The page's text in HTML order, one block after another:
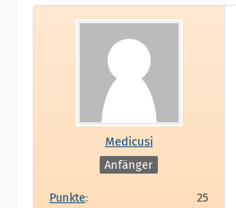
Medicusi
Anfänger
Punkte
25